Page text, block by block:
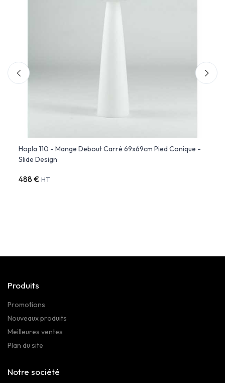
Hopla 110 - Mange Debout Carré 69x69cm Pied Conique -
Slide Design
488 € HT
Produits
Promotions
Nouveaux produits
Meilleures ventes
Plan du site
Notre société